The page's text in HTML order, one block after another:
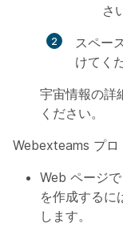
さ
スペー
けてく
宇宙情報の詳
ください。
Webexteams プロ
Web ページ
を作成するに
します。